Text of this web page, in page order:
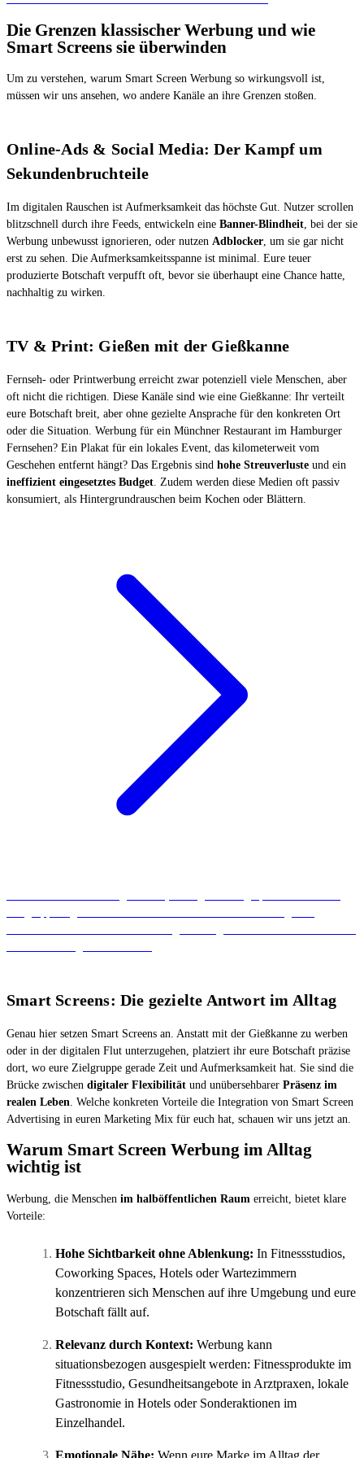
Die Grenzen klassischer Werbung und wie
Smart Screens sie überwinden
Um zu verstehen, warum Smart Screen Werbung so wirkungsvoll ist,
müssen wir uns ansehen, wo andere Kanäle an ihre Grenzen stoßen.
Online-Ads & Social Media: Der Kampf um
Sekundenbruchteile
Im digitalen Rauschen ist Aufmerksamkeit das höchste Gut. Nutzer scrollen
blitzschnell durch ihre Feeds, entwickeln eine Banner-Blindheit, bei der sie
Werbung unbewusst ignorieren, oder nutzen Adblocker, um sie gar nicht
erst zu sehen. Die Aufmerksamkeitsspanne ist minimal. Eure teuer
produzierte Botschaft verpufft oft, bevor sie überhaupt eine Chance hatte,
nachhaltig zu wirken.
TV & Print: Gießen mit der Gießkanne
Fernseh- oder Printwerbung erreicht zwar potenziell viele Menschen, aber
oft nicht die richtigen. Diese Kanäle sind wie eine Gießkanne: Ihr verteilt
eure Botschaft breit, aber ohne gezielte Ansprache für den konkreten Ort
oder die Situation. Werbung für ein Münchner Restaurant im Hamburger
Fernsehen? Ein Plakat für ein lokales Event, das kilometerweit vom
Geschehen entfernt hängt? Das Ergebnis sind hohe Streuverluste und ein
ineffizient eingesetztes Budget. Zudem werden diese Medien oft passiv
konsumiert, als Hintergrundrauschen beim Kochen oder Blättern.
Smart Screens: Die gezielte Antwort im Alltag
Genau hier setzen Smart Screens an. Anstatt mit der Gießkanne zu werben
oder in der digitalen Flut unterzugehen, platziert ihr eure Botschaft präzise
dort, wo eure Zielgruppe gerade Zeit und Aufmerksamkeit hat. Sie sind die
Brücke zwischen digitaler Flexibilität und unübersehbarer Präsenz im
realen Leben. Welche konkreten Vorteile die Integration von Smart Screen
Advertising in euren Marketing Mix für euch hat, schauen wir uns jetzt an.
Warum Smart Screen Werbung im Alltag
wichtig ist
Werbung, die Menschen im halböffentlichen Raum erreicht, bietet klare
Vorteile:
Hohe Sichtbarkeit ohne Ablenkung: In Fitnessstudios,
Coworking Spaces, Hotels oder Wartezimmern
konzentrieren sich Menschen auf ihre Umgebung und eure
Botschaft fällt auf.
Relevanz durch Kontext: Werbung kann
situationsbezogen ausgespielt werden: Fitnessprodukte im
Fitnessstudio, Gesundheitsangebote in Arztpraxen, lokale
Gastronomie in Hotels oder Sonderaktionen im
Einzelhandel.
Emotionale Nähe: Wenn eure Marke im Alltag der